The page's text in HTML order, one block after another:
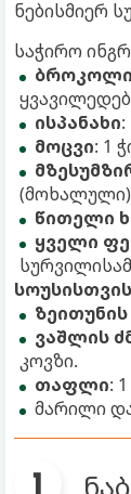
ნებისმიერ
საჭირო
ბროკოლი
ისპანახი
მოცვი: 1
წითელი
ყველი
ვაშლის
კოვზი.
თაფლი:
მარილი